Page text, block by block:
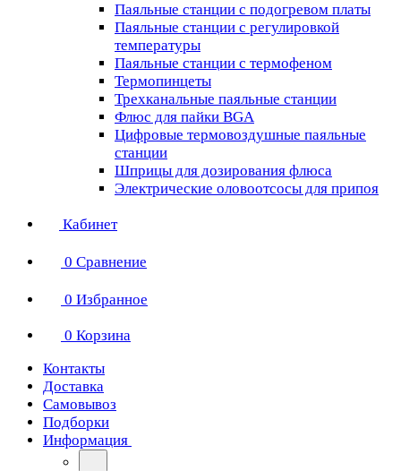
Паяльные станции с подогревом платы
Паяльные станции с регулировкой
температуры
Паяльные станции с термофеном
Термопинцеты
Трехканальные паяльные станции
Флюс для пайки BGA
Цифровые термовоздушные паяльные
станции
Шприцы для дозирования флюса
Электрические оловоотсосы для припоя
Кабинет
0 Сравнение
0 Избранное
0 Корзина
Контакты
Доставка
Самовывоз
Подборки
Информация